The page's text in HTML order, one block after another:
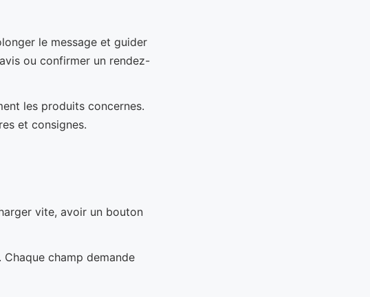
le message et guider
ou confirmer un rendez-
les produits concernes.
et consignes.
vite, avoir un bouton
champ demande